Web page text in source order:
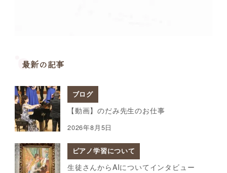
最新の記事
ブログ
【動画】のだみ先生のお仕事
2026年8月5日
ピアノ学習について
生徒さんからAIについてインタビュー